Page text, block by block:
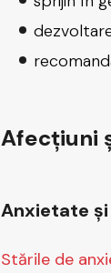
Afecțiuni
Anxietate
Stările de